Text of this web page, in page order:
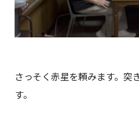
さっそく赤星を頼みます。突
す。